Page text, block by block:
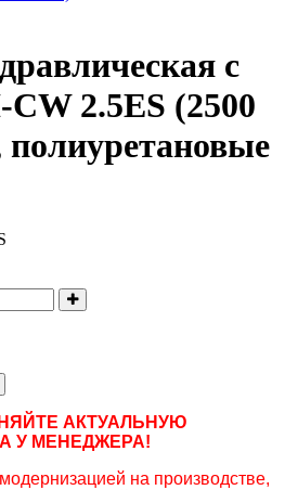
c
2.5ES (2500
полиуретановые
АКТУАЛЬНУЮ
У МЕНЕДЖЕРА!
на производстве,